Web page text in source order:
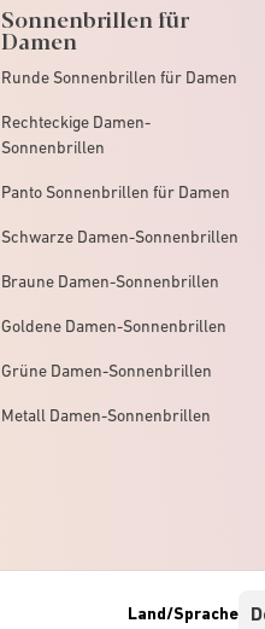
Sonnenbrillen für
Damen
Runde Sonnenbrillen für Damen
Rechteckige Damen-
Sonnenbrillen
Panto Sonnenbrillen für Damen
Schwarze Damen-Sonnenbrillen
Braune Damen-Sonnenbrillen
Goldene Damen-Sonnenbrillen
Grüne Damen-Sonnenbrillen
Metall Damen-Sonnenbrillen
Land/Sprache